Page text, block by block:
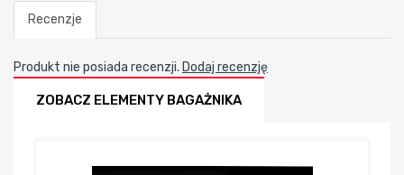
Recenzje
Produkt nie posiada recenzji. Dodaj recenzję
ZOBACZ ELEMENTY BAGAŻNIKA